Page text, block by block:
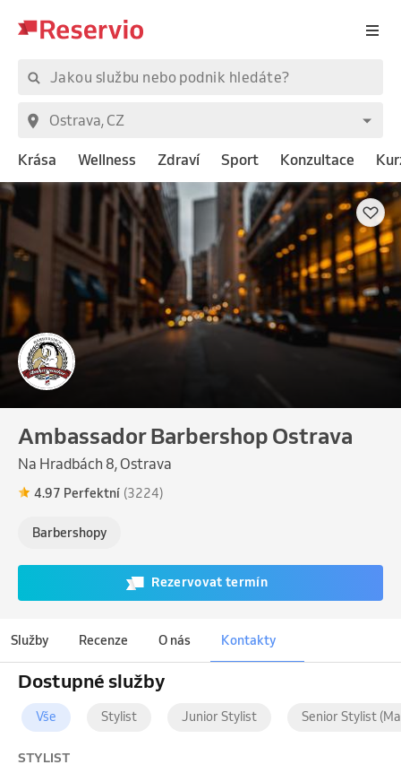
Krása Wellness Zdraví Sport Konzultace
Ambassador Barbershop Ostrava
Na Hradbách 8, Ostrava
4.97 Perfektní (3224)
Barbershopy
Rezervovat termín
Služby Recenze O nás Kontakty
Dostupné služby
Vše Stylist Junior Stylist Senior Stylist
STYLIST